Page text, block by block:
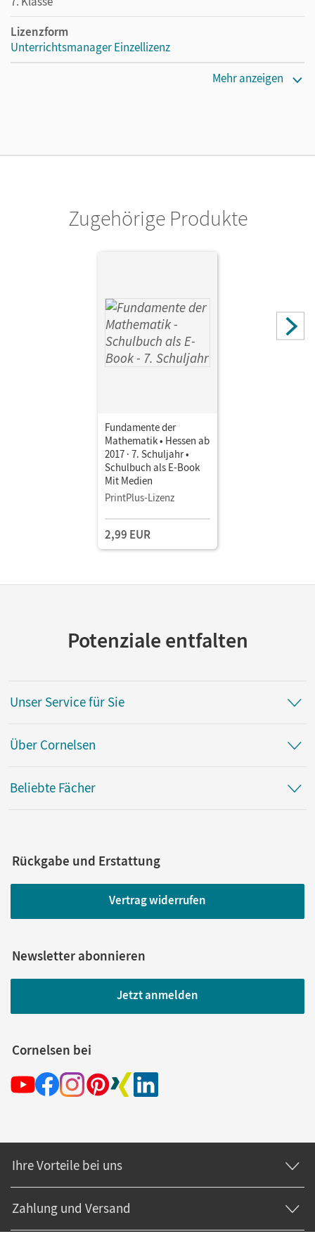
Lizenzform
Unterrichtsmanager Einzellizenz
Unterrichtsmanagers solange das Lehrwerk erhältlich ist.
Mehr anzeigen
Zugehörige Produkte
Fundamente der
Mathematik • Hessen ab
2017 · 7. Schuljahr •
Schulbuch als E-Book
Mit Medien
PrintPlus-Lizenz
2,99 EUR
Potenziale entfalten
Unser Service für Sie
Über Cornelsen
Beliebte Fächer
Rückgabe und Erstattung
Vertrag widerrufen
Newsletter abonnieren
Jetzt anmelden
Cornelsen bei
Ihre Vorteile bei uns
Zahlung und Versand